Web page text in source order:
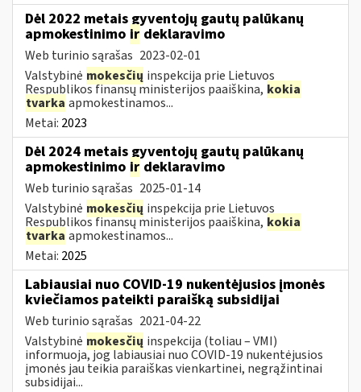
Dėl 2022 metais gyventojų gautų palūkanų
apmokestinimo ir deklaravimo
Web turinio sąrašas 2023-02-01
Valstybinė mokesčių inspekcija prie Lietuvos
Respublikos finansų ministerijos paaiškina, kokia
tvarka apmokestinamos...
Metai: 2023
Dėl 2024 metais gyventojų gautų palūkanų
apmokestinimo ir deklaravimo
Web turinio sąrašas 2025-01-14
Valstybinė mokesčių inspekcija prie Lietuvos
Respublikos finansų ministerijos paaiškina, kokia
tvarka apmokestinamos...
Metai: 2025
Labiausiai nuo COVID-19 nukentėjusios įmonės
kviečiamos pateikti paraišką subsidijai
Web turinio sąrašas 2021-04-22
Valstybinė mokesčių inspekcija (toliau – VMI)
informuoja, jog labiausiai nuo COVID-19 nukentėjusios
įmonės jau teikia paraiškas vienkartinei, negrąžintinai
subsidijai...